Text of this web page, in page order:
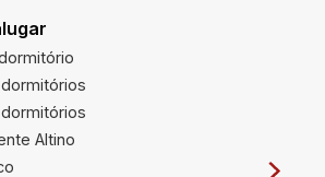
Altino